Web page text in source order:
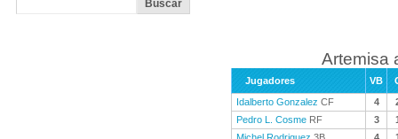
Artemisa
Jugadores VB
Idalberto Gonzalez CF 4
Pedro L. Cosme RF 3